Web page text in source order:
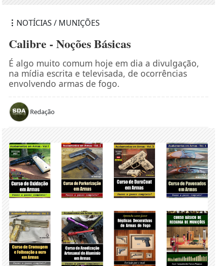
NOTÍCIAS / MUNIÇÕES
Calibre - Noções Básicas
É algo muito comum hoje em dia a divulgação,
na mídia escrita e televisada, de ocorrências
envolvendo armas de fogo.
Redação